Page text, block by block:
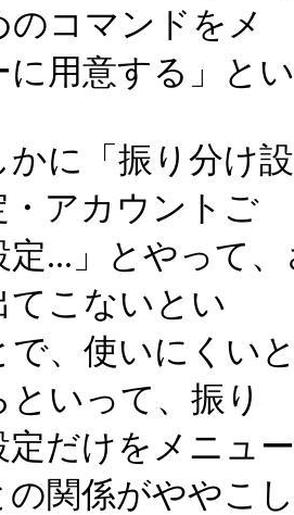
のコマンドをメ
に用意する」と
に「振り分け
・アカウントご
定...」とやって
てこないとい
で、使いにくい
といって、振り
定だけをメニュ
の関係がややこし